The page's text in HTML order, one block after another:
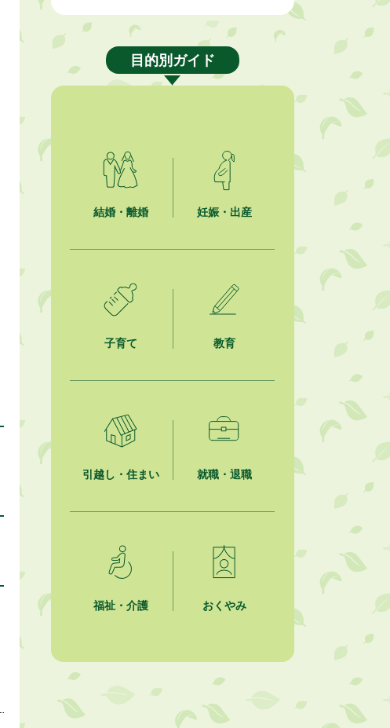
就職・転職相談会のご案内
2026年8月5日
ジュビロ磐田（情報提供・お知ら
2026年8月4日
【日本DX大賞2026】ポスターセッ
2026年8月4日
夏季休暇期間 開業医等診療予定
2026年8月3日
企業版ふるさと納税（地方創生応援
税制）のお願い
2026年8月3日
【参加者募集】プロ棋士から学ぼ
2026年8月1日
「かけがわ手話動画」で手話を学ぼ
目的別ガイド
結婚・離婚 妊娠・出産
子育て 教育
引越し・住まい 就職・退職
福祉・介護 おくやみ